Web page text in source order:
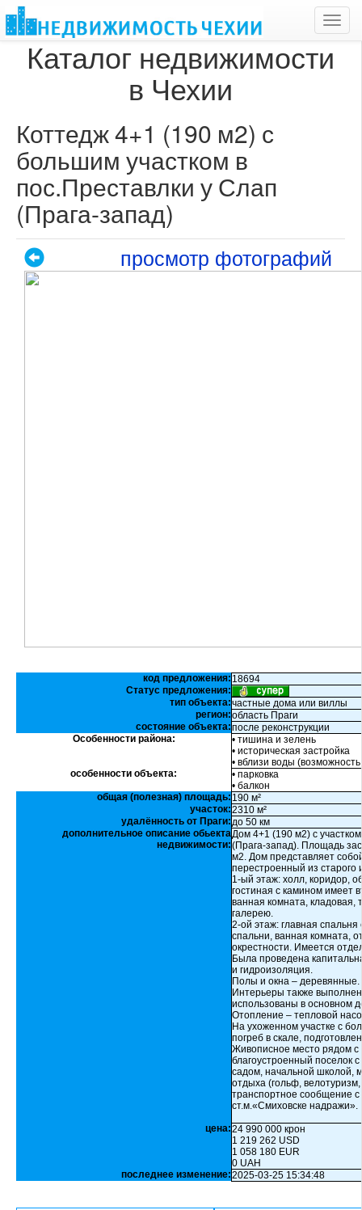
Каталог недвижимости
в Чехии
Коттедж 4+1 (190 м2) с
большим участком в
пос.Преставлки у Слап
(Прага-запад)
просмотр фотографий
код предложения: 18694
Статус предложения:
тип объекта:частные дома или виллы
регион:область Праги
состояние объекта:после реконструкции
Особенности района:
• тишина и зелень
• историческая застройка
• вблизи воды
особенности объекта:
• парковка
• балкон
общая (полезная) площадь: 190 м²
участок:2310 м²
удалённость от Праги:до 50 км
дополнительное описание обьекта
недвижимости:
Дом 4+1 (190 м2) с
(Прага-запад). Площадь
м2. Дом представляет
перестроенный из старого
1-ый этаж: холл, коридор,
гостиная с камином имеет
ванная комната, кладовая,
галерею.
2-ой этаж: главная
спальни, ванная комната,
окрестности. Имеется
Была проведена
и гидроизоляция.
Полы и окна – деревянные.
Интерьеры также
использованы в основном
Отопление – тепловой
На ухоженном участке с
погреб в скале,
Живописное место рядом
благоустроенный поселок
садом, начальной школой,
отдыха (гольф,
транспортное сообщение
ст.м.«Смиховске надражи».
цена:24 990 000 крон
1 219 262 USD
1 058 180 EUR
0 UAH
последнее изменение:2025-03-25 15:34:48